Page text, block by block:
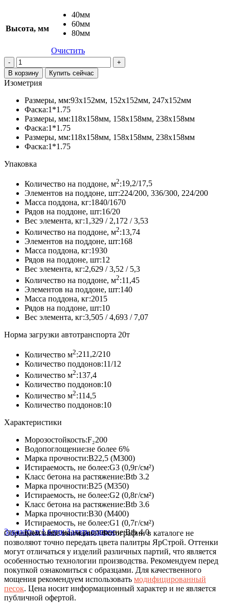
Высота, мм
40мм
60мм
80мм
Очистить
Количество
товара
Тротуарная
плитка
«Новый
Город»,
Колормикс,
Колорадо
В корзину Купить сейчас
Изометрия
Размеры, мм:93x152мм, 152x152мм, 247x152мм
Фаска:1*1.75
Размеры, мм:118х158мм, 158х158мм, 238х158мм
Фаска:1*1.75
Размеры, мм:118х158мм, 158х158мм, 238х158мм
Фаска:1*1.75
Упаковка
Количество на поддоне, м2:19,2/17,5
Элементов на поддоне, шт:224/200, 336/300, 224/200
Масса поддона, кг:1840/1670
Рядов на поддоне, шт:16/20
Вес элемента, кг:1,329 / 2,172 / 3,53
Количество на поддоне, м2:13,74
Элементов на поддоне, шт:168
Масса поддона, кг:1930
Рядов на поддоне, шт:12
Вес элемента, кг:2,629 / 3,52 / 5,3
Количество на поддоне, м2:11,45
Элементов на поддоне, шт:140
Масса поддона, кг:2015
Рядов на поддоне, шт:10
Вес элемента, кг:3,505 / 4,693 / 7,07
Норма загрузки автотранспорта 20т
Количество м2:211,2/210
Количество поддонов:11/12
Количество м2:137,4
Количество поддонов:10
Количество м2:114,5
Количество поддонов:10
Характеристики
Морозостойкость:F₂200
Водопоглощение:не более 6%
Марка прочности:В22,5 (М300)
Истираемость, не более:G3 (0,9г/см²)
Класс бетона на растяжение:Btb 3.2
Марка прочности:В25 (М350)
Истираемость, не более:G2 (0,8г/см²)
Класс бетона на растяжение:Btb 3.6
Марка прочности:В30 (М400)
Истираемость, не более:G1 (0,7г/см²)
Класс бетона на растяжение:Btb 4.0
Заказать в 1 клик Задать вопрос
Обращаем ваше внимание!Фотографии в каталоге не
позволяют точно передать цвета палитры ЯрСтрой. Оттенки
могут отличаться у изделий различных партий, что является
особенностью технологии производства. Рекомендуем перед
покупкой ознакомиться с образцами. Для качественного
мощения рекомендуем использовать модифицированный
песок. Цена носит информационный характер и не является
публичной офертой.